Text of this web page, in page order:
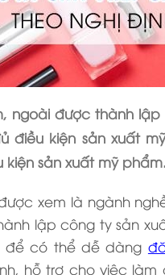
ngoài được thành
điều kiện sản xuất
kiện sản xuất mỹ phẩm.
xem là ngành
lập công ty sản
để có thể dễ dàng
hỗ trợ cho việc